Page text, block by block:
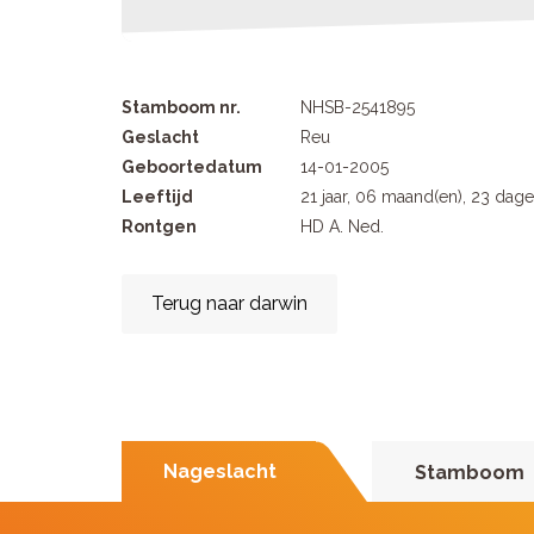
Stamboom nr.
NHSB-2541895
Geslacht
Reu
Geboortedatum
14-01-2005
Leeftijd
21 jaar, 06 maand(en), 23
Rontgen
HD A. Ned.
Terug naar darwin
Nageslacht Stamboom